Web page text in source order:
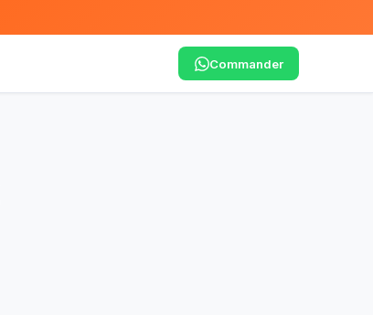
Commander